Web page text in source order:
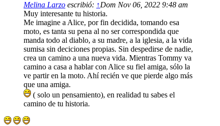
Melina Larzo escribió: ↑Dom Nov 06, 2022 9:48 am
Muy interesante tu historia.
Me imagine a Alice, por fin decidida, tomando esa
moto, es tanta su pena al no ser correspondida que
manda todo al diablo, a su madre, a la iglesia, a la vida
sumisa sin deciciones propias. Sin despedirse de nadie,
crea un camino a una nueva vida. Mientras Tommy va
camino a casa a hablar con Alice su fiel amiga, sólo la
ve partir en la moto. Ahí recién ve que pierde algo más
que una amiga.
( solo un pensamiento), en realidad tu sabes el
camino de tu historia.